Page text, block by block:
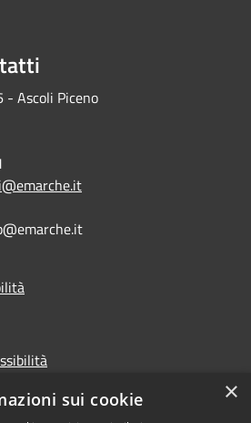
- Ascoli Piceno
×
sui cookie